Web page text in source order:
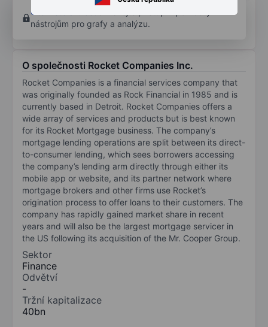
Otevřete si účet
nástrojům pro grafy a analýzu.
O společnosti Rocket Companies Inc.
Rocket Companies is a financial services company that
was originally founded as Rock Financial in 1985 and is
currently based in Detroit. Rocket Companies offers a
wide array of services and products but is best known
for its Rocket Mortgage business. The company’s
mortgage lending operations are split between its direct-
to-consumer lending, which sees borrowers accessing
the company’s lending arm directly through either its
mobile app or website, and its partner network where
mortgage brokers and other firms use Rocket’s
origination process to offer loans to their customers. The
company has rapidly gained market share in recent
years and will also be the largest mortgage servicer in
the US following its acquisition of the Mr. Cooper Group.
Sektor
Finance
Odvětví
-
Tržní kapitalizace
40bn